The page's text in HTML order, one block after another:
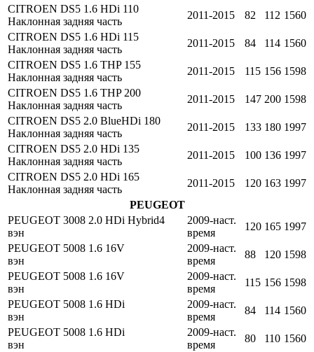
CITROEN DS5 1.6 HDi 110
Наклонная задняя часть
2011-2015 82 112 1560
CITROEN DS5 1.6 HDi 115
Наклонная задняя часть
2011-2015 84 114 1560
CITROEN DS5 1.6 THP 155
Наклонная задняя часть
2011-2015 115 156 1598
CITROEN DS5 1.6 THP 200
Наклонная задняя часть
2011-2015 147 200 1598
CITROEN DS5 2.0 BlueHDi 180
Наклонная задняя часть
2011-2015 133 180 1997
CITROEN DS5 2.0 HDi 135
Наклонная задняя часть
2011-2015 100 136 1997
CITROEN DS5 2.0 HDi 165
Наклонная задняя часть
2011-2015 120 163 1997
PEUGEOT
PEUGEOT 3008 2.0 HDi Hybrid4
вэн
2009-наст.
время
120 165 1997
PEUGEOT 5008 1.6 16V
вэн
2009-наст.
время
88 120 1598
PEUGEOT 5008 1.6 16V
вэн
2009-наст.
время
115 156 1598
PEUGEOT 5008 1.6 HDi
вэн
2009-наст.
время
84 114 1560
PEUGEOT 5008 1.6 HDi
вэн
2009-наст.
время
80 110 1560